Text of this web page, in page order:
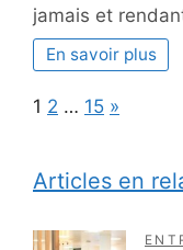
jamais et
En savoir plus
Page:
1 2 … 15 Next
»
Articles en